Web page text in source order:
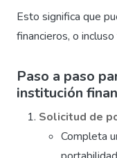
Esto significa que
financieros, o
Paso a paso
institución
Solicitud de
Completa